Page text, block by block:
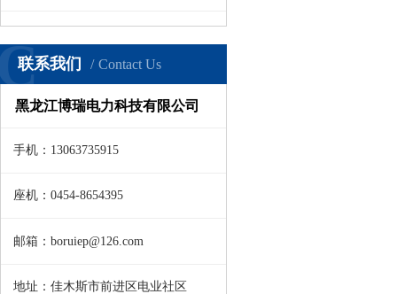
联系我们 Contact Us
黑龙江博瑞电力科技有限公司
手机：13063735915
座机：0454-8654395
邮箱：boruiep@126.com
地址：佳木斯市前进区电业社区